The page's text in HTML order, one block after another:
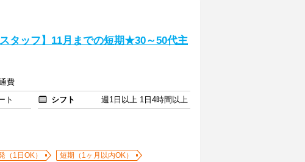
タッフ】11月までの短期★30～50代主
費
ト シフト
週1日以上 1日4時間以上
（1日OK） 短期（1ヶ月以内OK）